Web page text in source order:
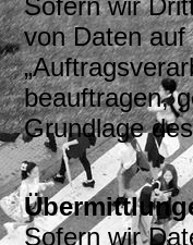
Sofern wir
von Daten
beauftragen,
Grundlage
Sofern wir